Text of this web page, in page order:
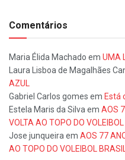
Comentários
Maria Élida Machado em UMA
Laura Lisboa de Magalhães
AZUL
Gabriel Carlos gomes em Está
Estela Maris da Silva em AOS
VOLTA AO TOPO DO
Jose junqueira em AOS 77
AO TOPO DO VOLEIBOL